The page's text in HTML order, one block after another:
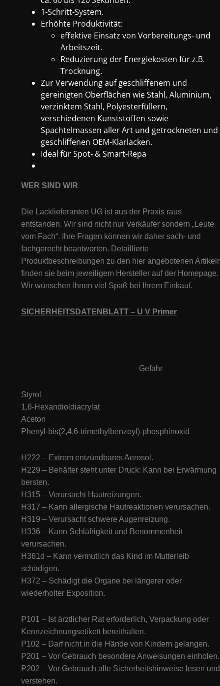
1-Schritt-System.
Erhöhte Produktivität:
effektive Einsatz von Vorbereitungs- und
Arbeitszeit.
Reduzierung der Energiekosten für z.B.
Trocknung.
Zur Verwendung auf geschliffenem und
gereinigten Oberflächen wie Stahl, Aluminium,
verzinktem Stahl, Polyesterfüllern,
verschiedenen Kunststoffen sowie
Spachtelmassen aller Art und getrockneten und
geschliffenen OEM-Klarlacken.
Ideal für Spot- & Smart-Repa
WER SIND WIR
Die Lacklieferanten UG ist aus der Praxis raus
entstanden. Wir sind nicht nur Verkäufer sondern „Leute
vom Fach“. Ihre Fragen können wir daher sach- und
fachgerecht beantworten. Detaillierte
Produktbeschreibungen zu den hier angebotenen
finden sie beim jeweiligem Hersteller auf der Homepage.
Wir wünschen Ihnen viel Spaß bei Ihrem Einkauf.
SICHERHEITSDATENBLATT – U V Primer
Gefahr
Styrol
1,6-Hexandioldiacrylat
Aceton
Phenyl-bis(2,4,6-trimethylbenzoyl)-phosphinoxid
H222 – Extrem entzündbares Aerosol.
H229 – Behälter steht unter Druck: Kann bei Erwärmung
bersten.
H315 – Verursacht Hautreizungen.
H317 – Kann allergische Hautreaktionen verursachen.
H319 – Verursacht schwere Augenreizung.
H336 – Kann Schläfrigkeit und Benommenheit
verursachen.
H361d – Kann vermutlich das Kind im Mutterleib
schädigen.
H372 – Schädigt die Organe bei längerer oder
wiederholter Exposition.
P101 – Ist ärztlicher Rat erforderlich, Verpackung oder
Kennzeichnungsetikett bereithalten.
P102 – Darf nicht in die Hände von Kindern gelangen.
P201 – Vor Gebrauch besondere Anweisungen einholen.
P202 – Vor Gebrauch alle Sicherheitshinweise lesen und
verstehen.